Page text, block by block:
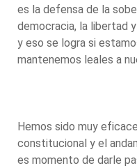
es la defensa de la
democracia, la libertad
y eso se logra si
mantenemos leales a
Hemos sido muy
constitucional y el
es momento de darle